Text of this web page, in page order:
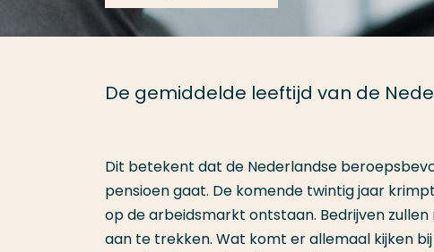
De gemiddelde leeftijd van de
Dit betekent dat de Nederlandse
pensioen gaat. De komende twintig jaar
op de arbeidsmarkt ontstaan. Bedrijven
aan te trekken. Wat komt er allemaal kijken